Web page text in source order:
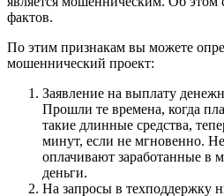
фактов.
По этим признакам вы можете
мошеннический проект:
Заявление на выплату
Прошли те времена, когда
такие длинные средства,
минут, если не мгновенно.
оплачивают заработанные в
деньги.
На запросы в техподдержку